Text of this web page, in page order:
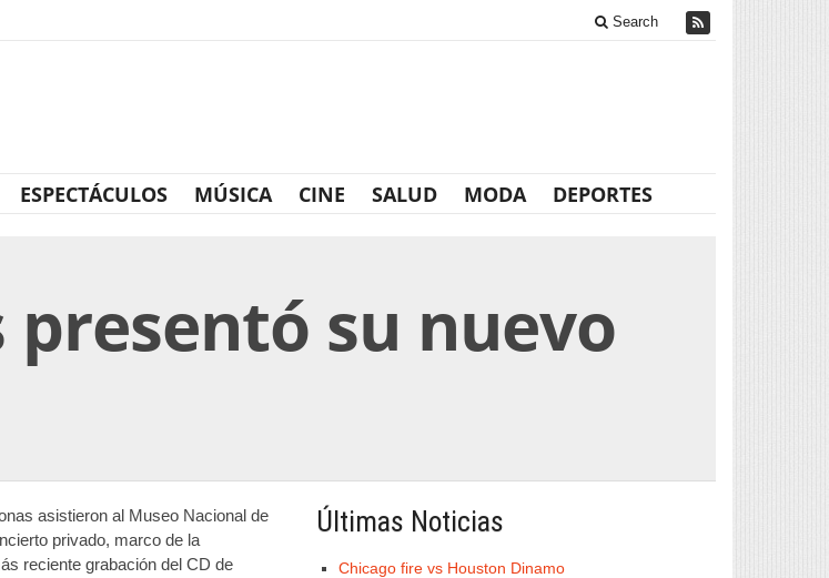
Search
ESPECTÁCULOS MÚSICA CINE SALUD MODA DEPORTES
presentó su nuevo
asistieron al Museo Nacional de
privado, marco de la
reciente grabación del CD de
Últimas Noticias
Chicago fire vs Houston Dinamo